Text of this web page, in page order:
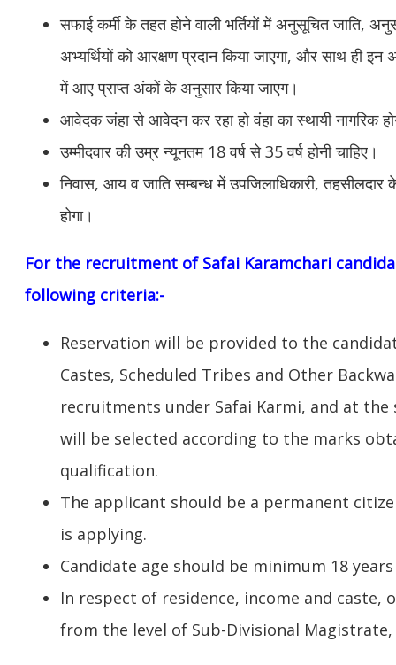
सफाई कर्मी के तहत होने वाली भर्तियों में अनुसूचित जाति,
अभ्यर्थियों को आरक्षण प्रदान किया जाएगा, और साथ ही इन
में आए प्राप्त अंकों के अनुसार किया जाएग।
आवेदक जंहा से आवेदन कर रहा हो वंहा का स्थायी नागरिक
उम्मीदवार की उम्र न्यूनतम 18 वर्ष से 35 वर्ष होनी चाहिए।
निवास, आय व जाति सम्बन्ध में उपजिलाधिकारी, तहसीलदार
होगा।
For the recruitment of Safai Karamchari
following criteria:-
Reservation will be provided to the
Castes, Scheduled Tribes and Other
recruitments under Safai Karmi, and at
will be selected according to the marks
qualification.
The applicant should be a permanent
is applying.
Candidate age should be minimum 18
In respect of residence, income and caste,
from the level of Sub-Divisional